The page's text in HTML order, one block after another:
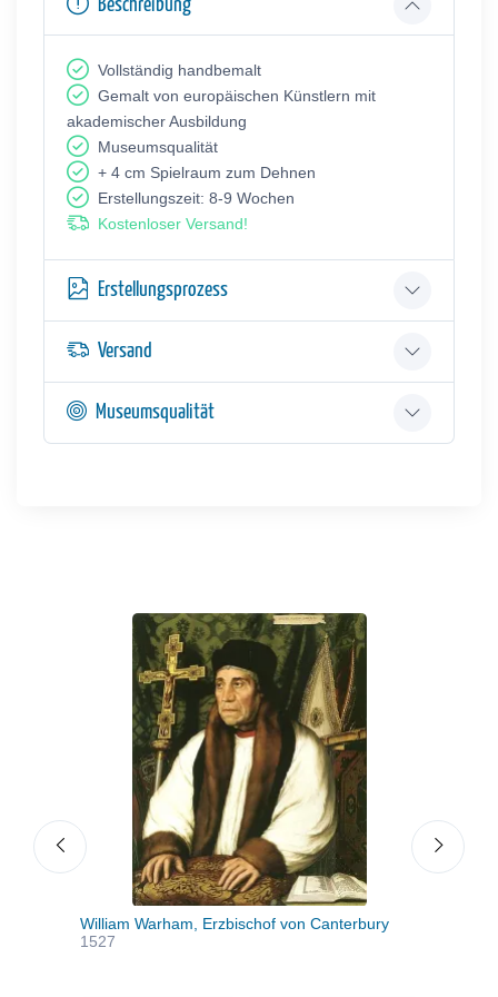
Beschreibung
Vollständig handbemalt
Gemalt von europäischen Künstlern mit
akademischer Ausbildung
Museumsqualität
+ 4 cm Spielraum zum Dehnen
Erstellungszeit: 8-9 Wochen
Kostenloser Versand!
Erstellungsprozess
Versand
Museumsqualität
William Warham, Erzbischof von Canterbury
1527